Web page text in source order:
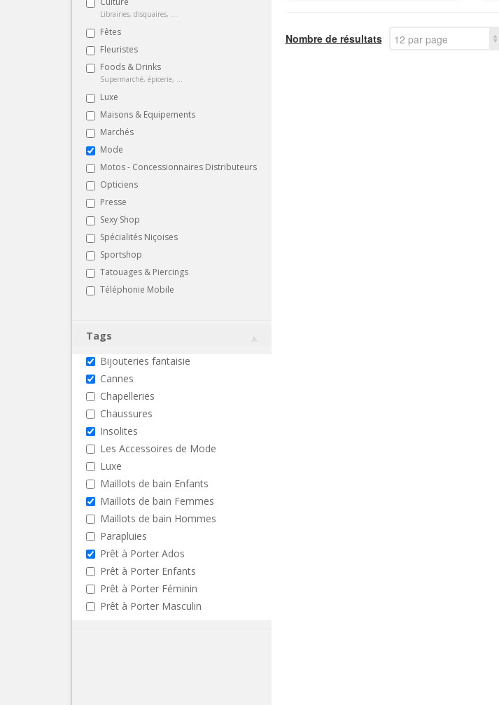
Librairies, disquaires, ...
Fêtes
Fleuristes
Foods & Drinks
Supermarché, épicerie, ...
Luxe
Maisons & Equipements
Marchés
Mode
Motos - Concessionnaires Distributeurs
Opticiens
Presse
Sexy Shop
Spécialités Niçoises
Sportshop
Tatouages & Piercings
Téléphonie Mobile
Tags
Bijouteries fantaisie
Cannes
Chapelleries
Chaussures
Insolites
Les Accessoires de Mode
Luxe
Maillots de bain Enfants
Maillots de bain Femmes
Maillots de bain Hommes
Parapluies
Prêt à Porter Ados
Prêt à Porter Enfants
Prêt à Porter Féminin
Prêt à Porter Masculin
Nombre de résultats 12 par page